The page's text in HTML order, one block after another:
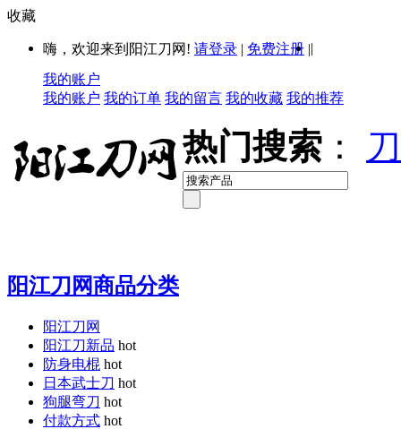
收藏
嗨，欢迎来到阳江刀网! 请登录 | 免费注册 ||
我的账户
我的账户 我的订单 我的留言 我的收藏 我的推荐
热门搜索 ：
阳江刀网商品分类
阳江刀网
阳江刀新品 hot
防身电棍 hot
日本武士刀 hot
狗腿弯刀 hot
付款方式 hot